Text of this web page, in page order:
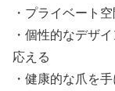
・プライベート
・個性的なデザ
応える
・健康的な爪を